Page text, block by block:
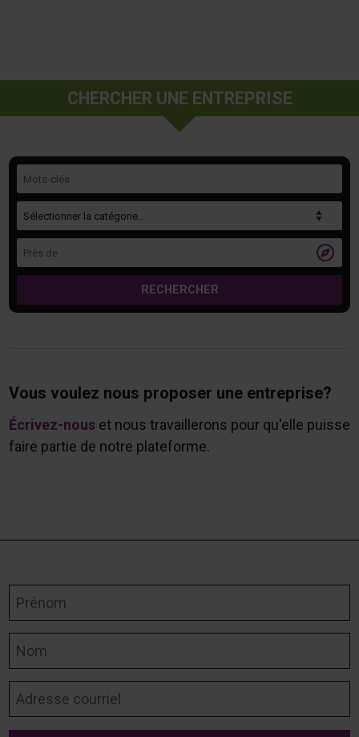
CHERCHER UNE ENTREPRISE

RECHERCHER
Vous voulez nous proposer une entreprise?
Écrivez-nouset nous travaillerons pour qu'elle puisse
faire partie de notre plateforme.